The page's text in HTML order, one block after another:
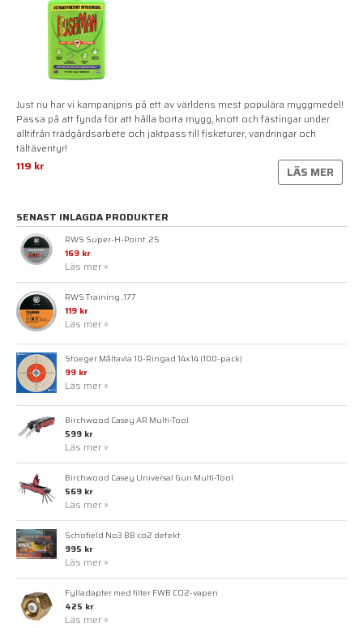
Just nu har vi kampanjpris på ett av världens mest populära myggmedel!
Passa på att fynda för att hålla borta mygg, knott och fästingar under
alltifrån trädgårdsarbete och jaktpass till fisketurer, vandringar och
tältäventyr!
119 kr
LÄS MER
SENAST INLAGDA PRODUKTER
RWS Super-H-Point .25
169 kr
Läs mer »
RWS Training .177
119 kr
Läs mer »
Stoeger Måltavla 10-Ringad 14x14 (100-pack)
99 kr
Läs mer »
Birchwood Casey AR Multi-Tool
599 kr
Läs mer »
Birchwood Casey Universal Gun Multi-Tool
569 kr
Läs mer »
Schofield No3 BB co2 defekt
995 kr
Läs mer »
Fylladapter med filter FWB CO2-vapen
425 kr
Läs mer »